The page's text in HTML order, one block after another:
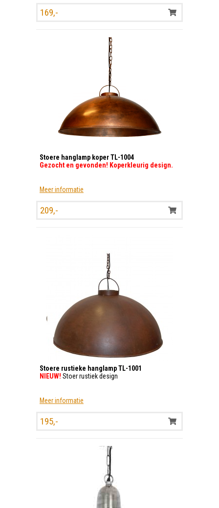
169,-
Stoere hanglamp koper TL-1004
Gezocht en gevonden! Koperkleurig design.
Meer informatie
209,-
Stoere rustieke hanglamp TL-1001
NIEUW! Stoer rustiek design
Meer informatie
195,-